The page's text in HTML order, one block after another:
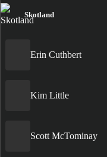
Skotland
Erin Cuthbert
Kim Little
Scott McTominay